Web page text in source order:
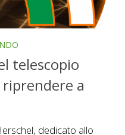
telescopio
a
dedicato allo